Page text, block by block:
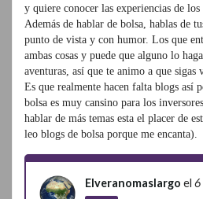
y quiere conocer las experiencias de
Además de hablar de bolsa, hablas de
punto de vista y con humor. Los que
ambas cosas y puede que alguno lo
aventuras, así que te animo a que sigas
Es que realmente hacen falta blogs así
bolsa es muy cansino para los
hablar de más temas esta el placer de
leo blogs de bolsa porque me encanta).
Elveranomaslargo el 6